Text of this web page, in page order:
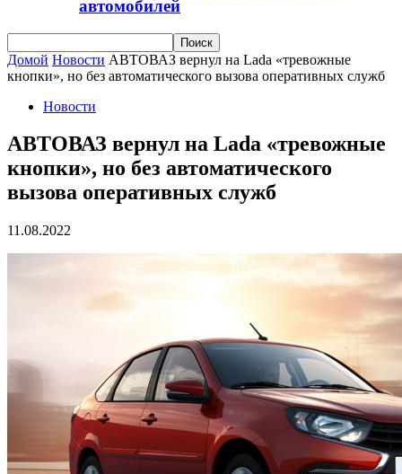
автомобилей
Домой Новости АВТОВАЗ вернул на Lada «тревожные
кнопки», но без автоматического вызова оперативных служб
Новости
АВТОВАЗ вернул на Lada «тревожные
кнопки», но без автоматического
вызова оперативных служб
11.08.2022